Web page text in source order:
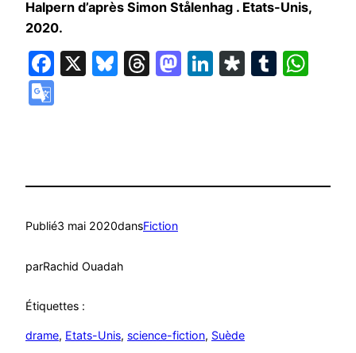
Halpern d’après Simon Stålenhag . Etats-Unis,
2020.
Facebook
X Bluesky
Threads
Mastodon
LinkedIn
Diaspora
Publié3 mai 2020dansFiction
parRachid Ouadah
Étiquettes :
drame, Etats-Unis, science-fiction, Suède